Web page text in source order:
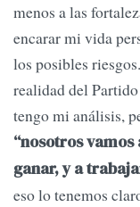
menos a las
encarar mi vida
los posibles
realidad del
tengo mi análisis,
“nosotros
ganar, y a
eso lo tenemos